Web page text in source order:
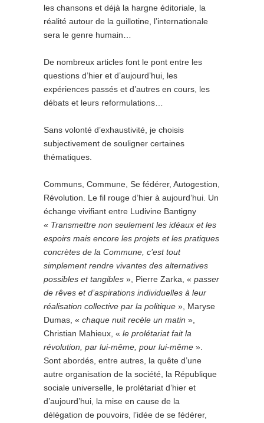
les chansons et déjà la hargne éditoriale, la
réalité autour de la guillotine, l’internationale
sera le genre humain…
De nombreux articles font le pont entre les
questions d’hier et d’aujourd’hui, les
expériences passés et d’autres en cours, les
débats et leurs reformulations…
Sans volonté d’exhaustivité, je choisis
subjectivement de souligner certaines
thématiques.
Communs, Commune, Se fédérer, Autogestion,
Révolution. Le fil rouge d’hier à aujourd’hui. Un
échange vivifiant entre Ludivine Bantigny
« Transmettre non seulement les idéaux et les
espoirs mais encore les projets et les pratiques
concrètes de la Commune, c’est tout
simplement rendre vivantes des alternatives
possibles et tangibles », Pierre Zarka, « passer
de rêves et d’aspirations individuelles à leur
réalisation collective par la politique », Maryse
Dumas, « chaque nuit recèle un matin »,
Christian Mahieux, « le prolétariat fait la
révolution, par lui-même, pour lui-même ».
Sont abordés, entre autres, la quête d’une
autre organisation de la société, la République
sociale universelle, le prolétariat d’hier et
d’aujourd’hui, la mise en cause de la
délégation de pouvoirs, l’idée de se fédérer,